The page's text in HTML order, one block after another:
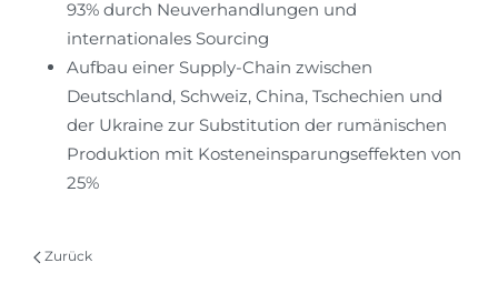
93% durch Neuverhandlungen und
internationales Sourcing
Aufbau einer Supply-Chain zwischen
Deutschland, Schweiz, China, Tschechien und
der Ukraine zur Substitution der rumänischen
Produktion mit Kosteneinsparungseffekten von
25%
Zurück